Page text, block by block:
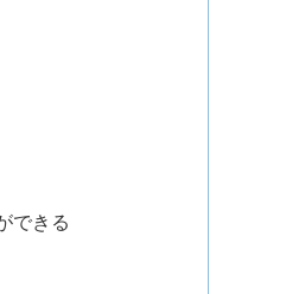
できる